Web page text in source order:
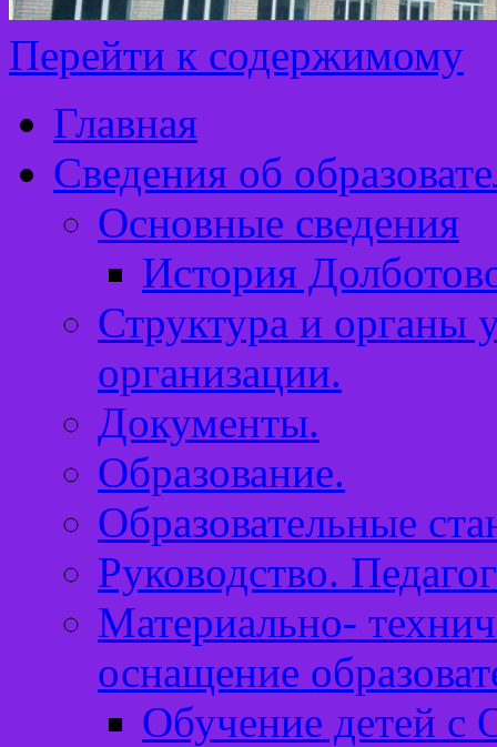
Перейти к содержимому
Главная
Сведения об
Основные сведения
История
Структура и органы
организации.
Документы.
Образование.
Образовательные
Руководство.
Материально-
оснащение
Обучение детей с